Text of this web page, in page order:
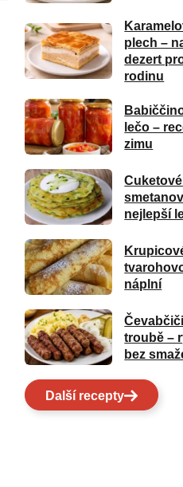
plech –
dezert
rodinu
lečo –
zimu
nejlepší
náplní
troubě –
bez
Další recepty